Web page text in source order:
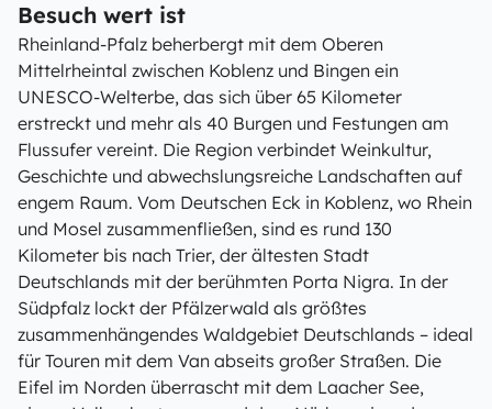
Besuch wert ist
Rheinland-Pfalz beherbergt mit dem Oberen
Mittelrheintal zwischen Koblenz und Bingen ein
UNESCO-Welterbe, das sich über 65 Kilometer
erstreckt und mehr als 40 Burgen und Festungen am
Flussufer vereint. Die Region verbindet Weinkultur,
Geschichte und abwechslungsreiche Landschaften auf
engem Raum. Vom Deutschen Eck in Koblenz, wo Rhein
und Mosel zusammenfließen, sind es rund 130
Kilometer bis nach Trier, der ältesten Stadt
Deutschlands mit der berühmten Porta Nigra. In der
Südpfalz lockt der Pfälzerwald als größtes
zusammenhängendes Waldgebiet Deutschlands – ideal
für Touren mit dem Van abseits großer Straßen. Die
Eifel im Norden überrascht mit dem Laacher See,